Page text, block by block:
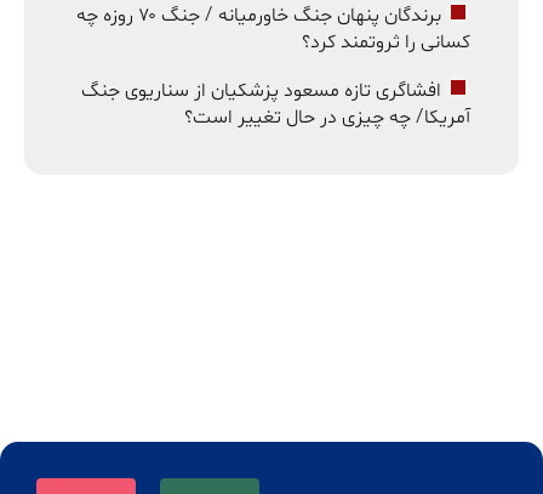
برندگان پنهان جنگ خاورمیانه / جنگ ۷۰ روزه چه
کسانی را ثروتمند کرد؟
افشاگری تازه مسعود پزشکیان از سناریوی جنگ
آمریکا/ چه چیزی در حال تغییر است؟